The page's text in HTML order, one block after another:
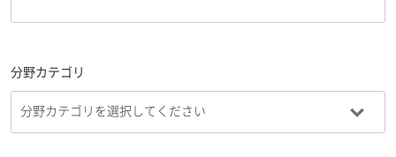
分野カテゴリ